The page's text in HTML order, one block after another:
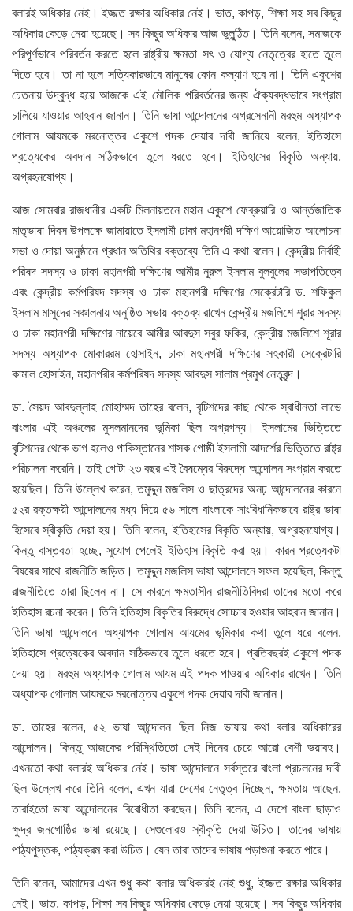
বলারই অধিকার নেই। ইজ্জত রক্ষার অধিকার নেই। ভাত, কাপড়, শিক্ষা সহ সব কিছুর
অধিকার কেড়ে নেয়া হয়েছে। সব কিছুর অধিকার আজ ভুলুন্ঠিত। তিনি বলেন, সমাজকে
পরিপূর্ণভাবে পরিবর্তন করতে হলে রাষ্ট্রীয় ক্ষমতা সৎ ও যোগ্য নেতৃত্বের হাতে তুলে
দিতে হবে। তা না হলে সত্যিকারভাবে মানুষের কোন কল্যাণ হবে না। তিনি একুশের
চেতনায় উদ্বুদ্ধ হয়ে আজকে এই মৌলিক পরিবর্তনের জন্য ঐক্যবদ্ধভাবে সংগ্রাম
চালিয়ে যাওয়ার আহবান জানান। তিনি ভাষা আন্দোলনের অগ্রসেনানী মরহুম অধ্যাপক
গোলাম আযমকে মরনোত্তর একুশে পদক দেয়ার দাবী জানিয়ে বলেন, ইতিহাসে
প্রত্যেকের অবদান সঠিকভাবে তুলে ধরতে হবে। ইতিহাসের বিকৃতি অন্যায়,
অগ্রহনযোগ্য।
আজ সোমবার রাজধানীর একটি মিলনায়তনে মহান একুশে ফেব্রুয়ারি ও আর্ন্তজাতিক
মাতৃভাষা দিবস উপলক্ষে জামায়াতে ইসলামী ঢাকা মহানগরী দক্ষিণ আয়োজিত আলোচনা
সভা ও দোয়া অনুষ্ঠানে প্রধান অতিথির বক্তব্যে তিনি এ কথা বলেন। কেন্দ্রীয় নির্বাহী
পরিষদ সদস্য ও ঢাকা মহানগরী দক্ষিণের আমীর নূরুল ইসলাম বুলবুলের সভাপতিত্বে
এবং কেন্দ্রীয় কর্মপরিষদ সদস্য ও ঢাকা মহানগরী দক্ষিণের সেক্রেটারি ড. শফিকুল
ইসলাম মাসুদের সঞ্চালনায় অনুষ্ঠিত সভায় বক্তব্য রাখেন কেন্দ্রীয় মজলিশে শূরার সদস্য
ও ঢাকা মহানগরী দক্ষিণের নায়েবে আমীর আবদুস সবুর ফকির, কেন্দ্রীয় মজলিশে শূরার
সদস্য অধ্যাপক মোকাররম হোসাইন, ঢাকা মহানগরী দক্ষিণের সহকারী সেক্রেটারি
কামাল হোসাইন, মহানগরীর কর্মপরিষদ সদস্য আবদুস সালাম প্রমুখ নেতৃবৃন্দ।
ডা. সৈয়দ আবদুল্লাহ মোহাম্মদ তাহের বলেন, বৃটিশদের কাছ থেকে স্বাধীনতা লাভে
বাংলার এই অঞ্চলের মুসলমানদের ভূমিকা ছিল অগ্রগন্য। ইসলামের ভিত্তিতে
বৃটিশদের থেকে ভাগ হলেও পাকিস্তানের শাসক গোষ্ঠী ইসলামী আদর্শের ভিত্তিতে রাষ্ট্র
পরিচালনা করেনি। তাই গোটা ২৩ বছর এই বৈষম্যের বিরুদ্ধে আন্দোলন সংগ্রাম করতে
হয়েছিল। তিনি উল্লেখ করেন, তমুদ্দুন মজলিস ও ছাত্রদের অনঢ় আন্দোলনের কারনে
৫২র রক্তক্ষয়ী আন্দোলনের মধ্য দিয়ে ৫৬ সালে বাংলাকে সাংবিধানিকভাবে রাষ্ট্র ভাষা
হিসেবে স্বীকৃতি দেয়া হয়। তিনি বলেন, ইতিহাসের বিকৃতি অন্যায়, অগ্রহনযোগ্য।
কিন্তু বাস্তবতা হচ্ছে, সুযোগ পেলেই ইতিহাস বিকৃতি করা হয়। কারন প্রত্যেকটা
বিষয়ের সাথে রাজনীতি জড়িত। তমুদ্দুন মজলিস ভাষা আন্দোলনে সফল হয়েছিল, কিন্তু
রাজনীতিতে তারা ছিলেন না। সে কারনে ক্ষমতাসীন রাজনীতিবিদরা তাদের মতো করে
ইতিহাস রচনা করেন। তিনি ইতিহাস বিকৃতির বিরুদ্ধে সোচ্চার হওয়ার আহবান জানান।
তিনি ভাষা আন্দোলনে অধ্যাপক গোলাম আযমের ভূমিকার কথা তুলে ধরে বলেন,
ইতিহাসে প্রত্যেকের অবদান সঠিকভাবে তুলে ধরতে হবে। প্রতিবছরই একুশে পদক
দেয়া হয়। মরহুম অধ্যাপক গোলাম আযম এই পদক পাওয়ার অধিকার রাখেন। তিনি
অধ্যাপক গোলাম আযমকে মরনোত্তর একুশে পদক দেয়ার দাবী জানান।
ডা. তাহের বলেন, ৫২ ভাষা আন্দোলন ছিল নিজ ভাষায় কথা বলার অধিকারের
আন্দোলন। কিন্তু আজকের পরিস্থিতিতো সেই দিনের চেয়ে আরো বেশী ভয়াবহ।
এখনতো কথা বলারই অধিকার নেই। ভাষা আন্দোলনে সর্বস্তরে বাংলা প্রচলনের দাবী
ছিল উল্লেখ করে তিনি বলেন, এখন যারা দেশের নেতৃত্ব দিচ্ছেন, ক্ষমতায় আছেন,
তারাইতো ভাষা আন্দোলনের বিরোধীতা করছেন। তিনি বলেন, এ দেশে বাংলা ছাড়াও
ক্ষুদ্র জনগোষ্ঠির ভাষা রয়েছে। সেগুলোরও স্বীকৃতি দেয়া উচিত। তাদের ভাষায়
পাঠ্যপুস্তক, পাঠ্যক্রম করা উচিত। যেন তারা তাদের ভাষায় পড়াশুনা করতে পারে।
তিনি বলেন, আমাদের এখন শুধু কথা বলার অধিকারই নেই শুধু, ইজ্জত রক্ষার অধিকার
নেই। ভাত, কাপড়, শিক্ষা সব কিছুর অধিকার কেড়ে নেয়া হয়েছে। সব কিছুর অধিকার